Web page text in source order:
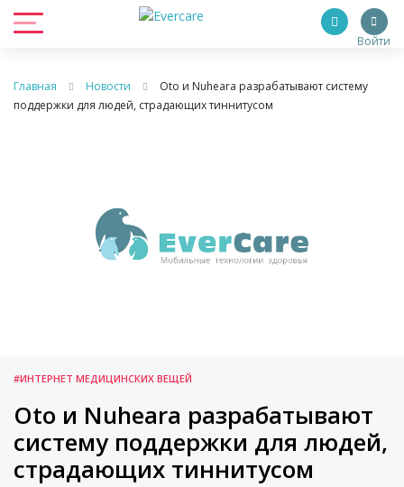
Войти
Главная Новости
Oto и Nuheara разрабатывают систему
поддержки для людей, страдающих тиннитусом
#ИНТЕРНЕТ МЕДИЦИНСКИХ ВЕЩЕЙ
Oto и Nuheara разрабатывают
систему поддержки для людей,
страдающих тиннитусом